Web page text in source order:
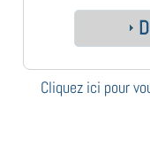
Cliquez ici pour